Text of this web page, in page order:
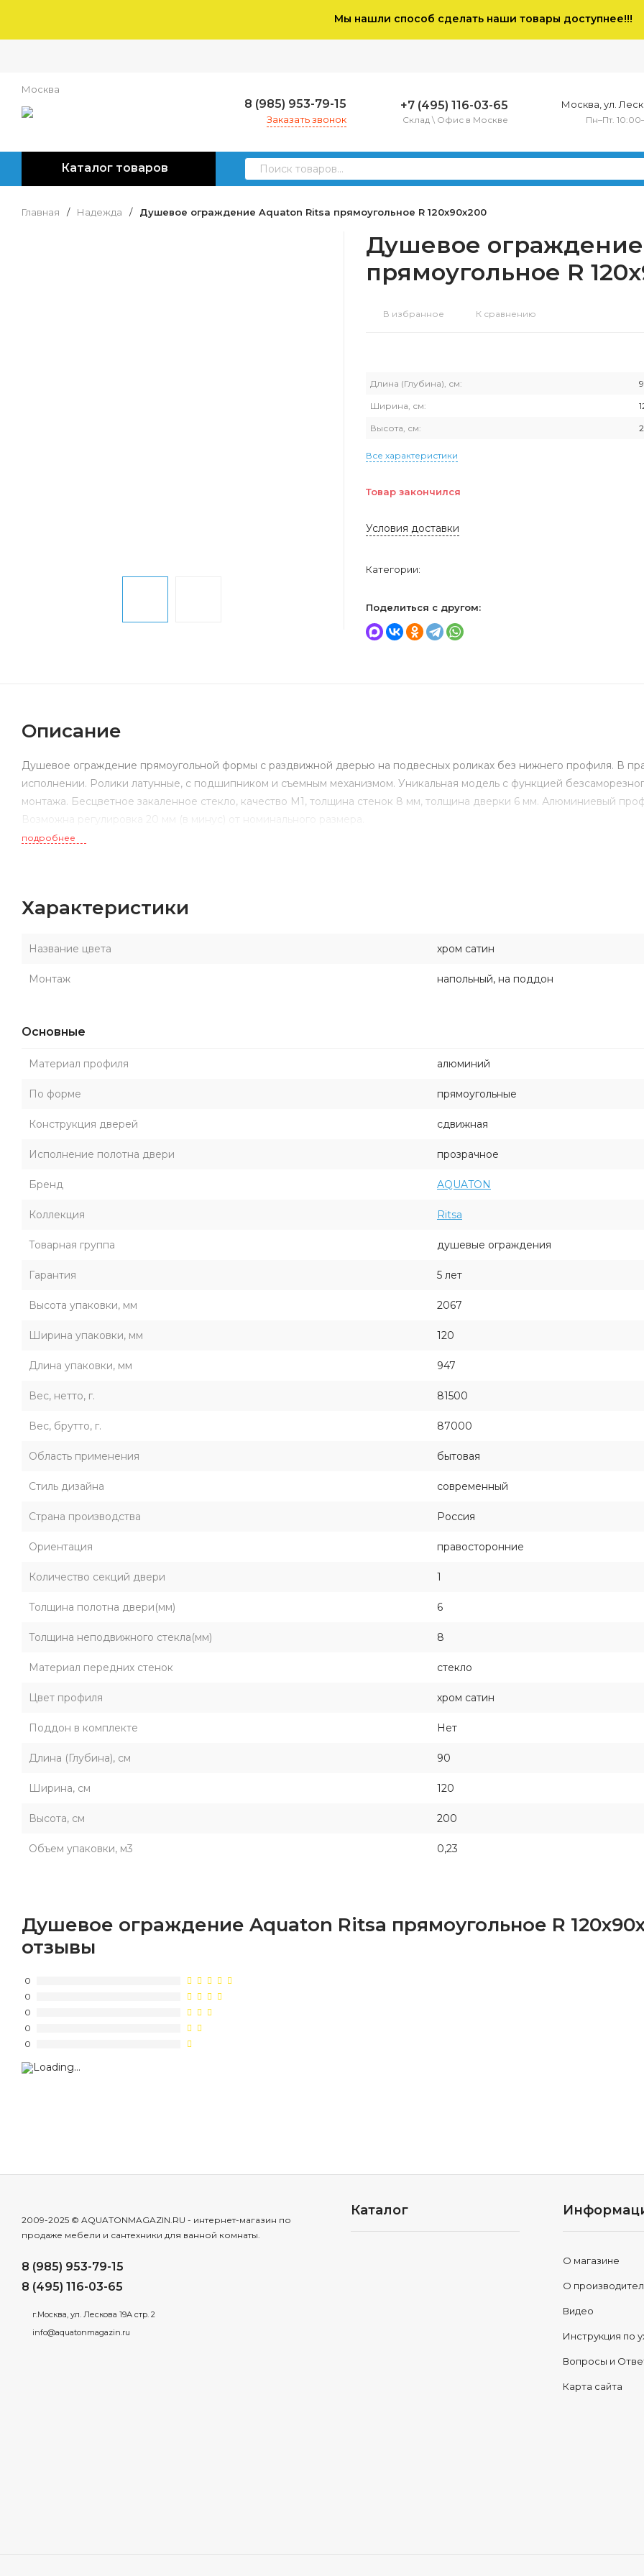
Мы нашли способ сделать наши товары доступнее!!!
Москва
8 (985) 953-79-15
Заказать звонок
+7 (495) 116-03-65
Склад \ Офис в Москве
Москва, ул.
Пн–Пт.
Каталог товаров
Главная / Надежда / Душевое ограждение Aquaton Ritsa прямоугольное R 120х90х200
Душевое
прямоугольное R
В избранное К сравнению
Длина (Глубина), см:
Ширина, см:
Высота, см:
Все характеристики
Товар закончился
Условия доставки
Категории:
Поделиться с другом:
Описание
Душевое ограждение прямоугольной формы с раздвижной дверью на подвесных роликах без нижнего профиля. В
исполнении. Ролики латунные, с подшипником и съемным механизмом. Уникальная модель с функцией
монтажа. Бесцветное закаленное стекло, качество М1, толщина стенок 8 мм, толщина дверки 6 мм. Алюминиевый
Возможна регулировка 20 мм (в минус) от номинального размера.
подробнее
Характеристики
Название цвета хром сатин
Монтаж напольный, на поддон
Основные
Материал профиля алюминий
По форме прямоугольные
Конструкция дверей сдвижная
Исполнение полотна двери прозрачное
Бренд AQUATON
Коллекция Ritsa
Товарная группа душевые ограждения
Гарантия 5 лет
Высота упаковки, мм 2067
Ширина упаковки, мм 120
Длина упаковки, мм 947
Вес, нетто, г. 81500
Вес, брутто, г. 87000
Область применения бытовая
Стиль дизайна современный
Страна производства Россия
Ориентация правосторонние
Количество секций двери 1
Толщина полотна двери(мм) 6
Толщина неподвижного стекла(мм) 8
Материал передних стенок стекло
Цвет профиля хром сатин
Поддон в комплекте Нет
Длина (Глубина), см 90
Ширина, см 120
Высота, см 200
Объем упаковки, м3 0,23
Душевое ограждение Aquaton Ritsa прямоугольное R
отзывы
0
0
0
0
0
2009-2025 © AQUATONMAGAZIN.RU - интернет-магазин по
продаже мебели и сантехники для ванной комнаты.
8 (985) 953-79-15
8 (495) 116-03-65
г.Москва, ул. Лескова 19А стр. 2
info@aquatonmagazin.ru
Каталог
О магазине
О
Видео
Инструкция по
Вопросы и
Карта сайта